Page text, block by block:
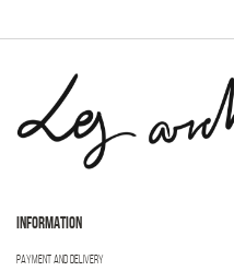
INFORMATION
PAYMENT AND DELIVERY